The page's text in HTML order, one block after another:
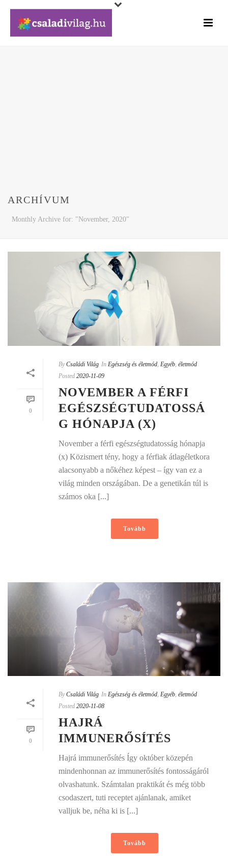
ARCHÍVUM
Monthly Archive for: "November, 2020"
0
By Családi Világ In Egészség és életmód Egyéb életmód
Posted 2020-11-09
NOVEMBER A FÉRFI
EGÉSZSÉGTUDATOSSÁ
G HÓNAPJA (X)
November a férfi egészségtudatosság hónapja
(x) Közismert tény, hogy a férfiak átlagéletkora
alacsonyabb a nőkéhez képest – így van ez a
világ minden országában. De a genetikán túl is
számos oka [...]
Tovább
0
By Családi Világ In Egészség és életmód, Egyéb, életmód
Posted 2020-11-08
HAJRÁ
IMMUNERŐSÍTÉS
Hajrá immunerősítés Így október közepén
mindenhonnan az immunerősítés fontosságáról
olvashatunk. Számtalan praktikát és még több
csodaszert, tuti receptet ajánlanak, amiket
valljuk be, néha ki is [...]
Tovább